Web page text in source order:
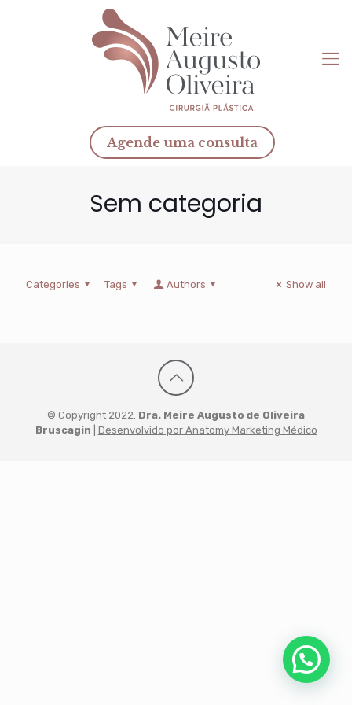
Agende uma consulta
Sem categoria
Categories Tags Authors Show all
© Copyright 2022. Dra. Meire Augusto de Oliveira
Bruscagin
Desenvolvido por Anatomy Marketing Médico